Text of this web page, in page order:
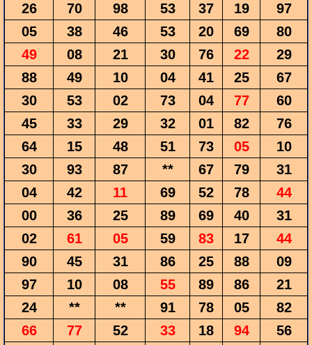
26
70 98 53 37 19
97
05
38 46 53 20 69
80
49
08 21 30 76 22
29
88
49 10 04 41 25
67
30
53 02 73 04 77
60
45
33 29 32 01 82
76
64
15 48 51 73 05
10
30
93 87 ** 67 79
31
04
42 11 69 52 78
44
00
36 25 89 69 40
31
02
61 05 59 83 17
44
90
45 31 86 25 88
09
97
10 08 55 89 86
21
24
** ** 91 78 05
82
66
77 52 33 18 94
56